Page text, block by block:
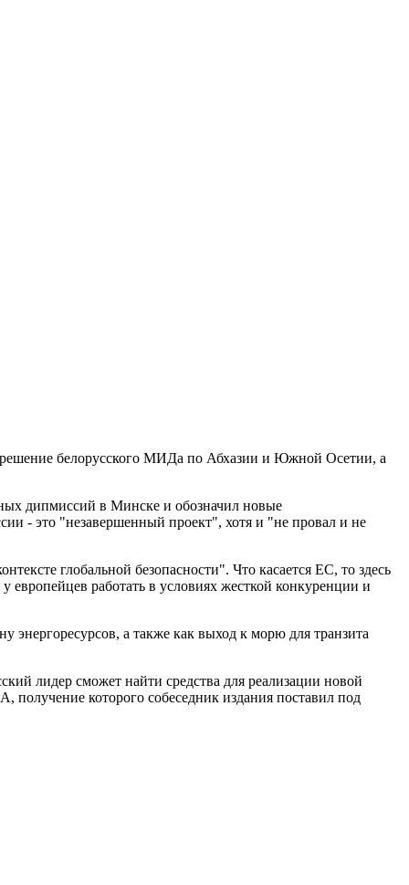
решение белорусского МИДа по Абхазии и Южной Осетии, а
дипмиссий в Минске и обозначил новые
- это "незавершенный проект", хотя и "не провал и не
глобальной безопасности". Что касается ЕС, то здесь
европейцев работать в условиях жесткой конкуренции и
энергоресурсов, а также как выход к морю для транзита
лидер сможет найти средства для реализации новой
которого собеседник издания поставил под